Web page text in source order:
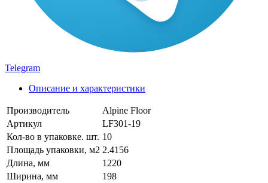
Telegram
Описание и характеристики
Производитель
Alpine Floor
Артикул
LF301-19
Кол-во в упаковке. шт. 10
Площадь упаковки, м2 2.4156
Длина, мм
1220
Ширина, мм
198